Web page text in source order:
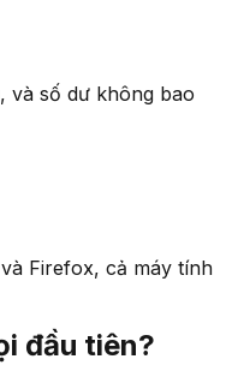
và số dư không bao
Firefox, cả máy tính
đầu tiên?